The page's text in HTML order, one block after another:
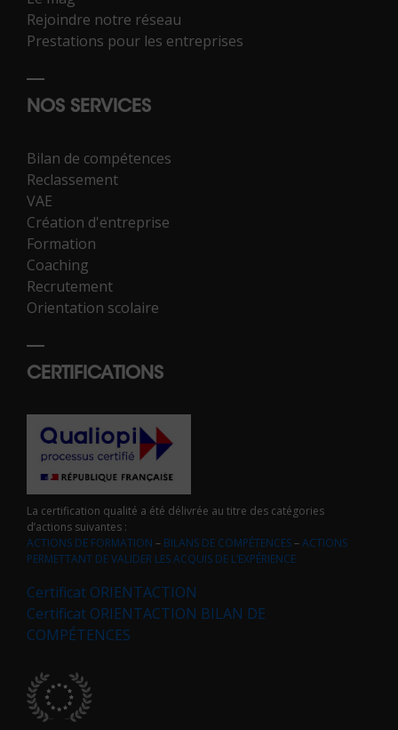
Rejoindre notre réseau
Prestations pour les entreprises
NOS SERVICES
Bilan de compétences
Reclassement
VAE
Création d'entreprise
Formation
Coaching
Recrutement
Orientation scolaire
CERTIFICATIONS
La certification qualité a été délivrée au titre des catégories
d’actions suivantes :
ACTIONS DE FORMATION – BILANS DE COMPÉTENCES–ACTIONS
PERMETTANT DE VALIDER LES ACQUIS DE L’EXPÉRIENCE
Certificat ORIENTACTION
Certificat ORIENTACTION BILAN DE
COMPÉTENCES